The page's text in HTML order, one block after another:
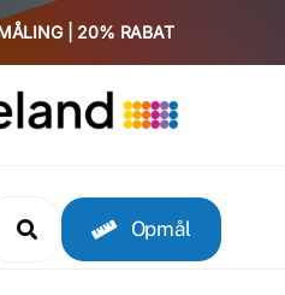
| 20% RABAT
Opmål